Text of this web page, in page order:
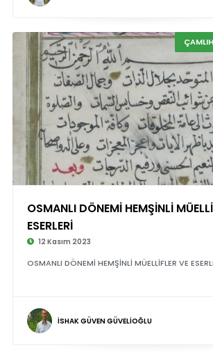
OSMANLI DÖNEMİ HEMŞİNLİ
ESERLERİ
12 Kasım 2023
OSMANLI DÖNEMİ HEMŞİNLİ MÜELLİFLER VE
İSHAK GÜVEN GÜVELİOĞLU